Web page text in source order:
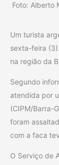
Foto: Alberto
Um turista
sexta-feira
na região da
Segundo
atendida por
(CIPM/Barra-
foram
com a faca
O Serviço de